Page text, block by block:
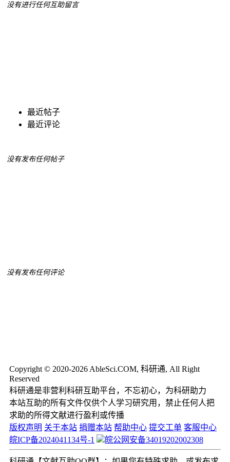
没有进行任何互助留言
最近帖子
最近评论
没有发布任何帖子
没有发布任何评论
Copyright © 2020-2026 AbleSci.COM, 科研通, All Right
Reserved
科研通是非营利科研互助平台，不忘初心，为科研助力
本站互助的所有文件仅供个人学习研究用，禁止任何人把
求助的所得文献进行盈利或传播
版权声明 关于本站 捐赠本站 帮助中心 提交工单 客服中心
皖ICP备2024041134号-1
皖公网安备34019202002308